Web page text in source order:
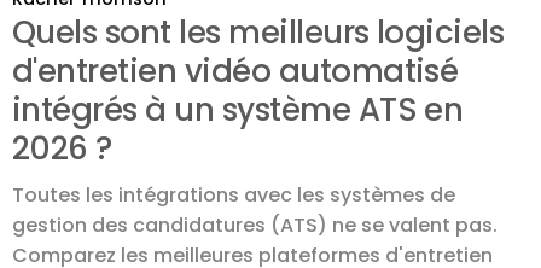
Quels sont les meilleurs logiciels
d'entretien vidéo automatisé
intégrés à un système ATS en
2026 ?
Toutes les intégrations avec les systèmes de
gestion des candidatures (ATS) ne se valent pas.
Comparez les meilleures plateformes d'entretien